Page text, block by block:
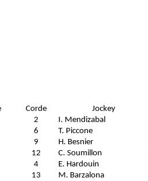
Corde Jockey
2 I. Mendizabal
6 T. Piccone
9 H. Besnier
12 C. Soumillon
4 E. Hardouin
13 M. Barzalona